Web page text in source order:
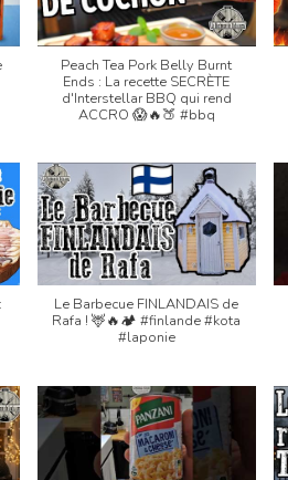
Peach Tea Pork Belly Burnt
Ends : La recette SECRÈTE
d'Interstellar BBQ qui rend
ACCRO 😱🔥🍑 #bbq
Le Barbecue FINLANDAIS de
Rafa ! 🦌🔥🏕️ #finlande #kota
#laponie